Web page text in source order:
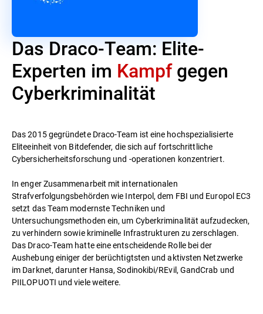
Das Draco-Team: Elite-
Experten im Kampfgegen
Cyberkriminalität
Das 2015 gegründete Draco-Team ist eine hochspezialisierte
Eliteeinheit von Bitdefender, die sich auf fortschrittliche
Cybersicherheitsforschung und -operationen konzentriert.
In enger Zusammenarbeit mit internationalen
Strafverfolgungsbehörden wie Interpol, dem FBI und Europol EC3
setzt das Team modernste Techniken und
Untersuchungsmethoden ein, um Cyberkriminalität aufzudecken,
zu verhindern sowie kriminelle Infrastrukturen zu zerschlagen.
Das Draco-Team hatte eine entscheidende Rolle bei der
Aushebung einiger der berüchtigtsten und aktivsten Netzwerke
im Darknet, darunter Hansa, Sodinokibi/REvil, GandCrab und
PIILOPUOTI und viele weitere.